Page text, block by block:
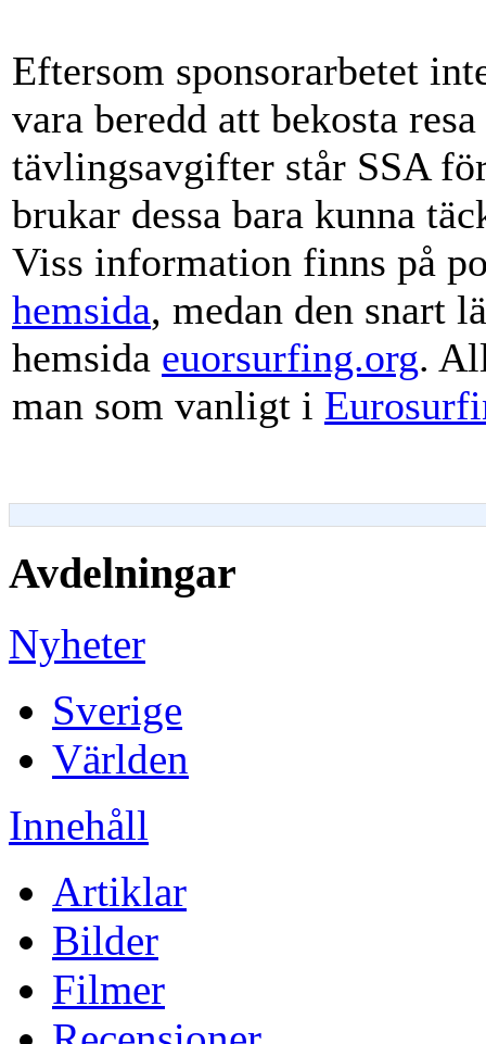
Eftersom sponsorarbetet
vara beredd att bekosta
tävlingsavgifter står SSA
brukar dessa bara kunna
Viss information finns på
hemsida, medan den snart
hemsida euorsurfing.org.
man som vanligt i
Avdelningar
Nyheter
Sverige
Världen
Innehåll
Artiklar
Bilder
Filmer